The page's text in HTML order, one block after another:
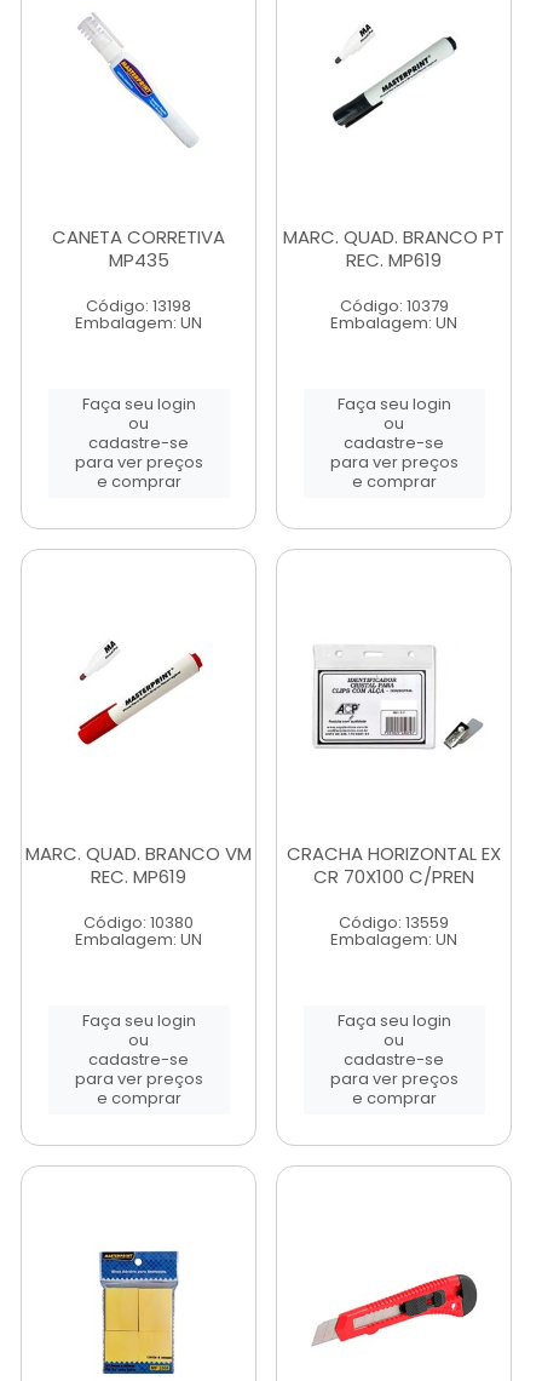
CANETA CORRETIVA
MP435
Código: 13198
Embalagem: UN
Faça seu login
ou
cadastre-se
para ver preços
e comprar
MARC. QUAD. BRANCO PT
REC. MP619
Código: 10379
Embalagem: UN
Faça seu login
ou
cadastre-se
para ver preços
e comprar
MARC. QUAD. BRANCO VM
REC. MP619
Código: 10380
Embalagem: UN
Faça seu login
ou
cadastre-se
para ver preços
e comprar
CRACHA HORIZONTAL EX
CR 70X100 C/PREN
Código: 13559
Embalagem: UN
Faça seu login
ou
cadastre-se
para ver preços
e comprar